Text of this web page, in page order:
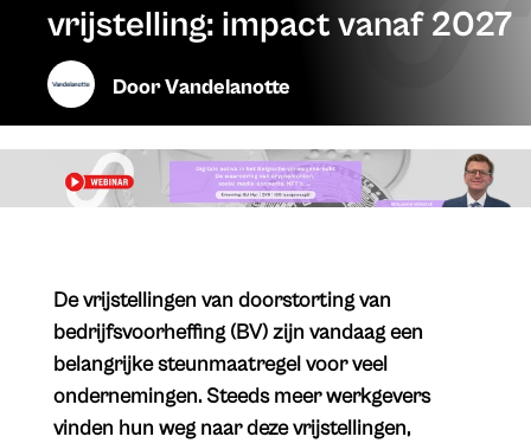
vrijstelling: impact vanaf 2027
DoorVandelanotte
​De vrijstellingen van doorstorting van
bedrijfsvoorheffing (BV) zijn vandaag een
belangrijke steunmaatregel voor veel
ondernemingen. Steeds meer werkgevers
vinden hun weg naar deze vrijstellingen,